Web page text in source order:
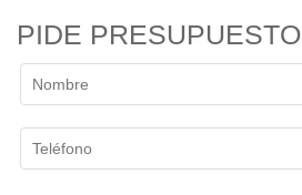
PIDE PRESUPUESTO